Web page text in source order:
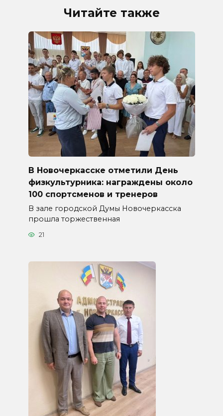
Читайте также
В Новочеркасске отметили День
физкультурника: награждены около
100 спортсменов и тренеров
В зале городской Думы Новочеркасска
прошла торжественная
21